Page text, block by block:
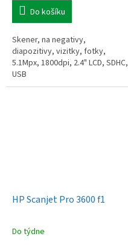
Do košíku
Skener, na negativy,
diapozitivy, vizitky, fotky,
5.1Mpx, 1800dpi, 2.4" LCD, SDHC,
USB
HP Scanjet Pro 3600 f1
Do týdne